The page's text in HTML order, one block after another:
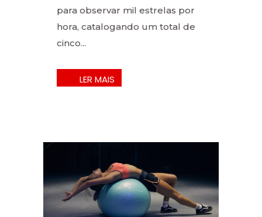
para observar mil estrelas por
hora, catalogando um total de
cinco...